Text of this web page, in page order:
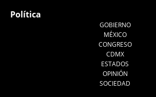
Política
GOBIERNO
MÉXICO
CONGRESO
CDMX
ESTADOS
OPINIÓN
SOCIEDAD